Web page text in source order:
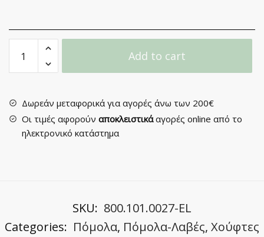
Συρόμενης
Πόρτας
215
quantity
Add to cart
Δωρεάν μεταφορικά για αγορές άνω των 200€
Οι τιμές αφορούν αποκλειστικάαγορές online από το
ηλεκτρονικό κατάστημα
SKU: 800.101.0027-EL
Categories: Πόμολα, Πόμολα-Λαβές, Χούφτες